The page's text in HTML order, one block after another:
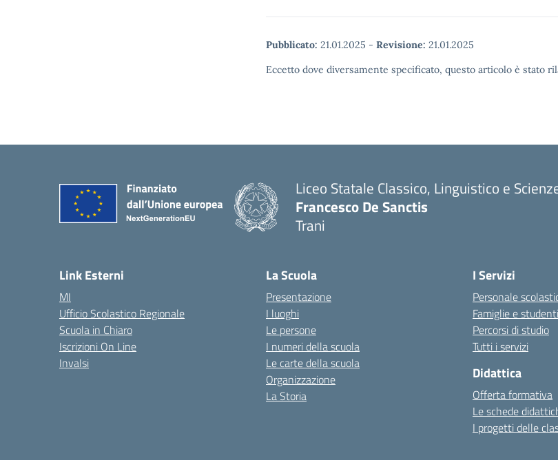
Pubblicato: 21.01.2025 - Revisione: 21.01.2025
Eccetto dove diversamente specificato, questo articolo è stato
Liceo Statale Classico, Linguistico e
Francesco De Sanctis
Trani
Link Esterni
MI
Ufficio Scolastico Regionale
Scuola in Chiaro
Iscrizioni On Line
Invalsi
La Scuola
Presentazione
I luoghi
Le persone
I numeri della scuola
Le carte della scuola
Organizzazione
La Storia
I Servizi
Personale
Famiglie e studenti
Percorsi di studio
Tutti i servizi
Didattica
Offerta formativa
Le schede
I progetti delle